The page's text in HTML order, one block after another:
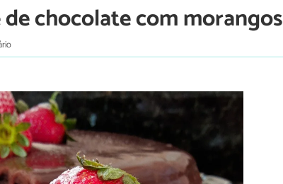
chocolate com morangos